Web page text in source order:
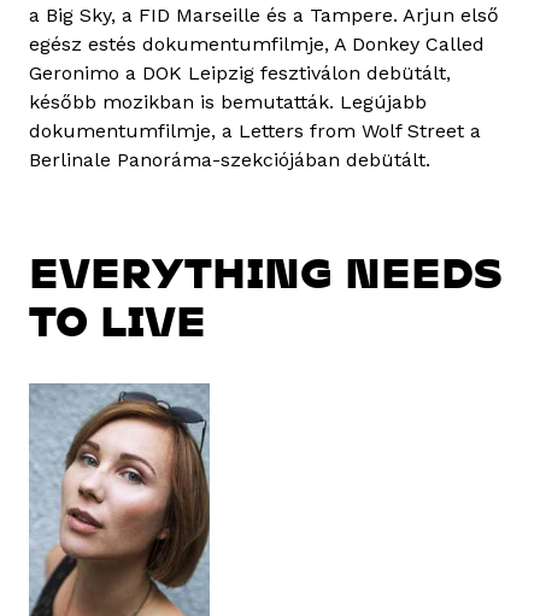
a Big Sky, a FID Marseille és a Tampere. Arjun első
egész estés dokumentumfilmje, A Donkey Called
Geronimo a DOK Leipzig fesztiválon debütált,
később mozikban is bemutatták. Legújabb
dokumentumfilmje, a Letters from Wolf Street a
Berlinale Panoráma-szekciójában debütált.
EVERYTHING NEEDS
TO LIVE